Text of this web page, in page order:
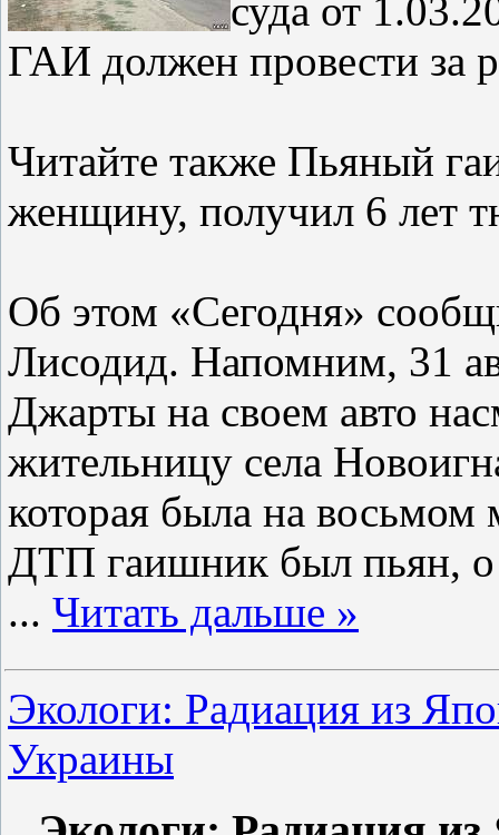
суда от
ГАИ должен провести за
Читайте также Пьяный
женщину, получил 6 лет
Об этом «Сегодня»
Лисодид. Напомним, 31
Джарты на своем авто
жительницу села
которая была на восьмом
ДТП гаишник был пьян, о
... Читать дальше »
Экологи: Радиация из
Украины